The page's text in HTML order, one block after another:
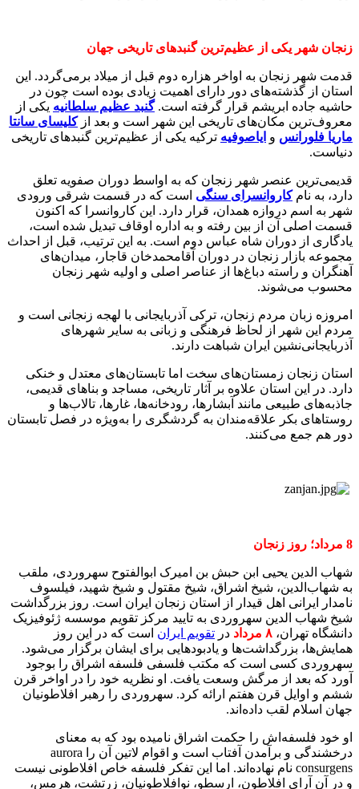
زنجان شهر یکی از عظیم‌ترین گنبدهای تاریخی جهان
قدمت شهر زنجان به اواخر هزاره دوم قبل از میلاد برمی‌گردد. این
استان از گذشته‌‌های دور دارای اهمیت زیادی بوده است چون در
حاشیه جاده ابریشم قرار گرفته است.گنبد عظیم سلطانیه یکی از
معروف‌ترین مکان‌های تاریخی این شهر است و بعد ازکلیسای سانتا
ماریا فلورانس و ایاصوفیه ترکیه یکی از عظیم‌ترین گنبدهای تاریخی
دنیاست.
قدیمی‌ترین عنصر شهر زنجان که به اواسط دوران صفویه تعلق
دارد، به نامکاروانسرای سنگی است که در قسمت شرقی ورودی
شهر به اسم دروازه همدان، قرار دارد. این کاروانسرا که اکنون
قسمت اصلی آن از بین ‌رفته و به اداره اوقاف تبدیل شده است،
یادگاری از دوران شاه عباس دوم است. به این ترتیب، قبل از احداث
مجموعه بازار زنجان در دوران آقامحمدخان قاجار، میدان‌های
آهنگران و راسته دباغ‌ها از عناصر اصلی و اولیه شهر زنجان
محسوب می‌شوند.
امروزه زبان مردم زنجان، ترکی آذربایجانی با لهجه زنجانی است و
مردم این شهر از لحاظ فرهنگی و زبانی به سایر شهرهای
آذربایجانی‌نشین ایران شباهت دارند.
استان زنجان زمستان‌های سخت اما تابستان‌های معتدل و خنکی
دارد. در این استان علاوه بر آثار تاریخی، مساجد و بناهای قدیمی،
جاذبه‌های طبیعی مانند آبشارها، رودخانه‌ها، غارها، تالاب‌ها و
روستاهای بکر علاقه‌مندان به گردشگری را به‌ویژه در فصل تابستان
دور هم جمع می‌کنند.
8 مرداد؛ روز زنجان
شهاب الدین یحیی ابن حبش بن امیرک ابوالفتوح سهروردی، ملقب
به شهاب‌الدین، شیخ اشراق، شیخ مقتول و شیخ شهید، فیلسوف
نامدار ایرانی اهل قیدار از استان زنجان ایران است. روز بزرگداشت
شیخ شهاب الدین سهروردی به تایید مرکز تقویم موسسه ژئوفیزیک
دانشگاه تهران، ۸ مرداد در تقویم ایران است که در این روز
همایش‌ها، بزرگداشت‌ها و یادبودهایی برای ایشان برگزار می‌شود.
سهروردی کسی است که مکتب فلسفی فلسفه اشراق را بوجود
آورد که بعد از مرگش وسعت یافت. او نظریه خود را در اواخر قرن
ششم و اوایل قرن هفتم ارائه کرد. سهروردی را رهبر افلاطونیان
جهان اسلام لقب داده‌اند.
او خود فلسفه‌اش را حکمت اشراق نامیده بود که به معنای
درخشندگی و برآمدن آفتاب است و اقوام لاتین آن را aurora
consurgens نام نهاده‌اند. اما این تفکر فلسفه خاص افلاطونی نیست
و در آن آرای افلاطون، ارسطو، نوافلاطونیان، زرتشت، هرمس،